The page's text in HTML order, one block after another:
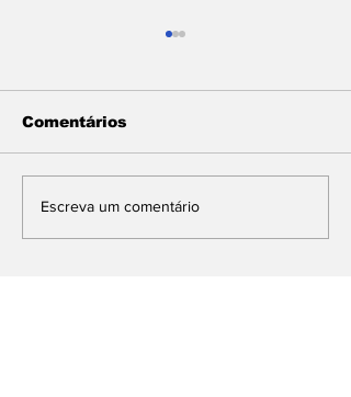
Pinhal News edição
Comentários
Escreva um comentário